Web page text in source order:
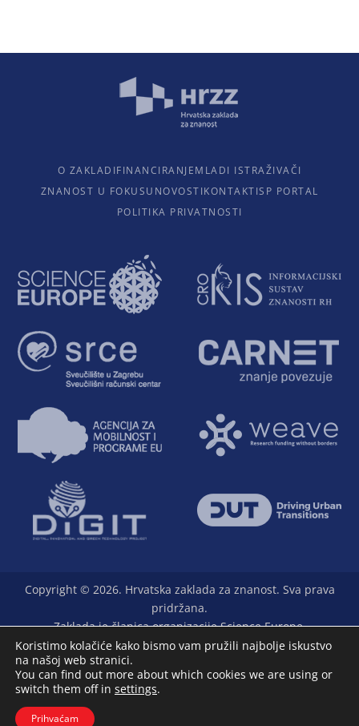
O ZAKLADIFINANCIRANJEMLADI ISTRAŽIVAČI
ZNANOST U FOKUSU NOVOSTIKONTAKTISP PORTAL
POLITIKA PRIVATNOSTI
Copyright © 2026. Hrvatska zaklada za znanost. Sva prava
pridržana.
Zaklada je članica organizacije Science Europe.
L33T - digital marketing agency
Koristimo kolačiće kako bismo vam pružili najbolje iskustvo
na našoj web stranici.
You can find out more about which cookies we are using or
switch them off in settings.
Prihvaćam